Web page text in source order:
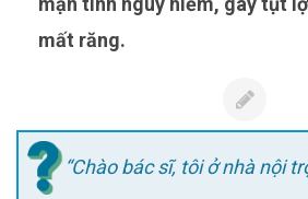
mất răng.
“Chào bác sĩ, tôi ở nhà nội